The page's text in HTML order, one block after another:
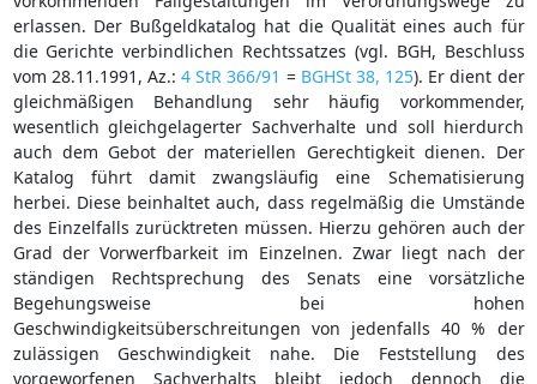
erlassen. Der Bußgeldkatalog hat die Qualität eines auch für
die Gerichte verbindlichen Rechtssatzes (vgl. BGH, Beschluss
vom 28.11.1991, Az.: 4 StR 366/91 = BGHSt 38, 125). Er dient der
gleichmäßigen Behandlung sehr häufig vorkommender,
wesentlich gleichgelagerter Sachverhalte und soll hierdurch
auch dem Gebot der materiellen Gerechtigkeit dienen. Der
Katalog führt damit zwangsläufig eine Schematisierung
herbei. Diese beinhaltet auch, dass regelmäßig die Umstände
des Einzelfalls zurücktreten müssen. Hierzu gehören auch der
Grad der Vorwerfbarkeit im Einzelnen. Zwar liegt nach der
ständigen Rechtsprechung des Senats eine vorsätzliche
Begehungsweise bei hohen
Geschwindigkeitsüberschreitungen von jedenfalls 40 % der
zulässigen Geschwindigkeit nahe. Die Feststellung des
vorgeworfenen Sachverhalts bleibt jedoch dennoch die